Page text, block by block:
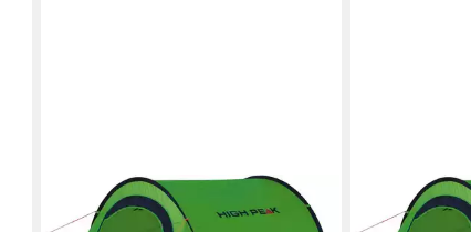
HIGH PEAK
Wurfzelt Vision 2, Personen: 2 (Set,
HIGH PEAK
Wurfzelt